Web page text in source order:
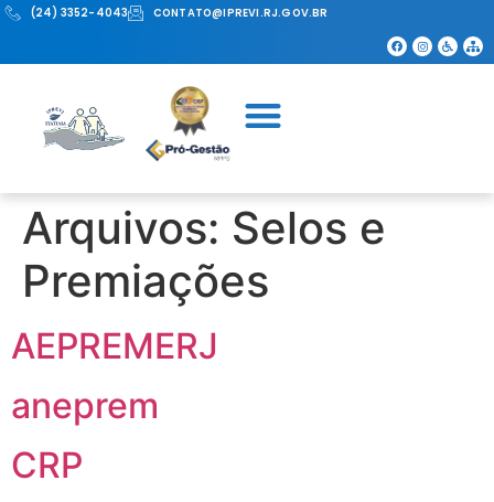
(24) 3352-4043 CONTATO@IPREVI.RJ.GOV.BR
Arquivos: Selos e
Premiações
AEPREMERJ
aneprem
CRP